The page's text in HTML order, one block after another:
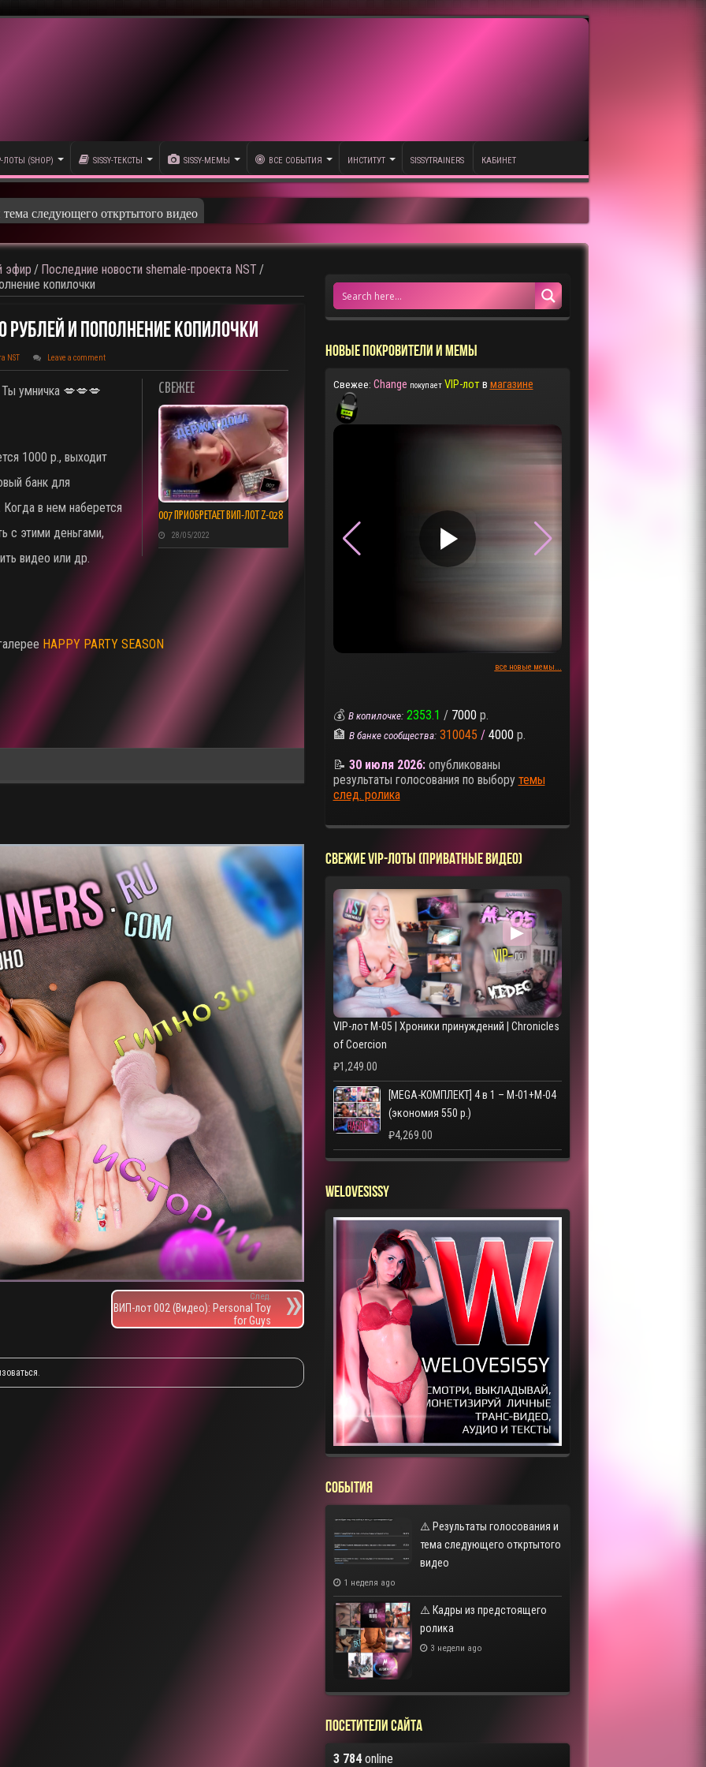
ЛОТЫ (SHOP) SISSY-ТЕКСТЫ SISSY-МЕМЫ ВСЕ СОБЫТИЯ ИНСТИТУТ SISSYTRAINERS КАБИНЕТ
следующего откртытого видео
эфир / Последние новости shemale-проекта NST /
копилочки
Рублей И Пополнение Копилочки
NST Leave a comment
СВЕЖЕЕ
007 ПРИОБРЕТАЕТ ВИП-ЛОТ Z-028
28/05/2022
умничка 💋💋💋
1000 р., выходит
банк для
в нем наберется
с этими деньгами,
видео или др.
HAPPY PARTY SEASON
След.
ВИП-лот 002 (Видео): Personal Toy
for Guys
НОВЫЕ ПОКРОВИТЕЛИ И МЕМЫ
Свежее: Change покупает VIP-лотв магазине
▶
все новые мемы...
💰 В копилочке: 2353.1 / 7000 р.
🏦 В банке сообщества: 310045 / 4000 р.
📝 30 июля 2026:опубликованы
результаты голосования по выбору темы
след. ролика
СВЕЖИЕ VIP-ЛОТЫ (ПРИВАТНЫЕ ВИДЕО)
▶
VIP-лот M-05 | Хроники принуждений | Chronicles
of Coercion
₽1,249.00
[MEGA-КОМПЛЕКТ] 4 в 1 – M-01+M-04
(экономия 550 р.)
₽4,269.00
WELOVESISSY
СОБЫТИЯ
⚠️ Результаты голосования и
тема следующего откртытого
видео
1 неделя ago
⚠️ Кадры из предстоящего
ролика
3 недели ago
Посетители сайта
3 784online